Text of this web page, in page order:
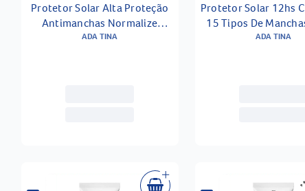
Protetor Solar Alta Proteção
Antimanchas Normalize
Hydra Comfort Fps 90 40ml
ADA TINA
Protetor Solar 12hs
15 Tipos De
Seco Biosole Oxy Fps
ADA TINA